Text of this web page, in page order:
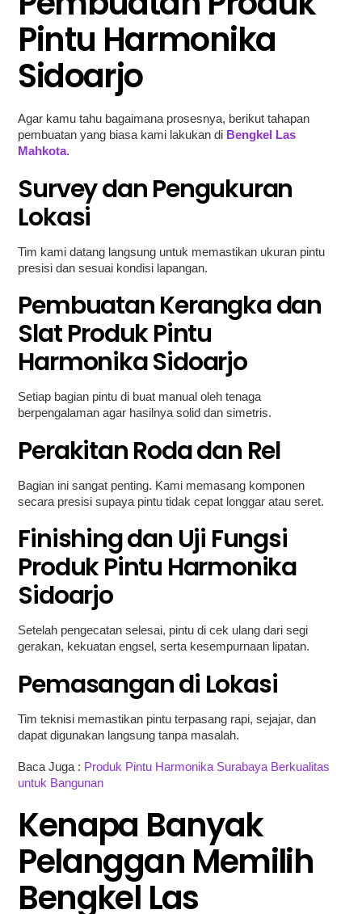
Pintu Harmonika
Sidoarjo
Agar kamu tahu bagaimana prosesnya, berikut tahapan
pembuatan yang biasa kami lakukan di Bengkel Las
Mahkota.
Survey dan Pengukuran
Lokasi
Tim kami datang langsung untuk memastikan ukuran pintu
presisi dan sesuai kondisi lapangan.
Pembuatan Kerangka dan
SlatProduk Pintu
Harmonika Sidoarjo
Setiap bagian pintu di buat manual oleh tenaga
berpengalaman agar hasilnya solid dan simetris.
Perakitan Roda dan Rel
Bagian ini sangat penting. Kami memasang komponen
secara presisi supaya pintu tidak cepat longgar atau seret.
Finishing dan Uji Fungsi
Produk Pintu Harmonika
Sidoarjo
Setelah pengecatan selesai, pintu di cek ulang dari segi
gerakan, kekuatan engsel, serta kesempurnaan lipatan.
Pemasangan di Lokasi
Tim teknisi memastikan pintu terpasang rapi, sejajar, dan
dapat digunakan langsung tanpa masalah.
Baca Juga : Produk Pintu Harmonika Surabaya Berkualitas
untuk Bangunan
Kenapa Banyak
Pelanggan Memilih
Bengkel Las